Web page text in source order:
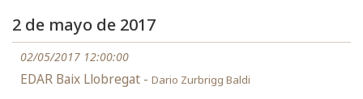
2 de mayo de 2017
02/05/2017 12:00:00
EDAR Baix Llobregat - Dario Zurbrigg Baldi